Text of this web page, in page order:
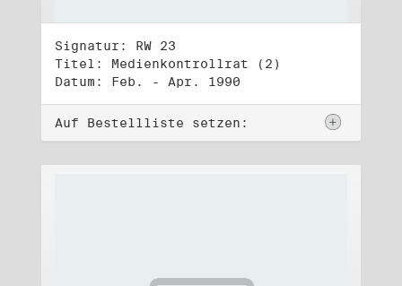
Signatur: RW 23
Titel: Medienkontrollrat (2)
Datum: Feb. - Apr. 1990
Auf Bestellliste setzen: